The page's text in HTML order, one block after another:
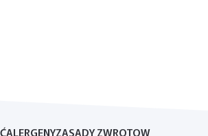
ALERGENYZASADY ZWROTOW